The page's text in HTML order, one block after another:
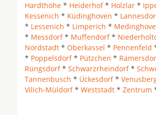
Hardthöhe * Heiderhof* Holzlar *
Kessenich * Küdinghoven *
* Lessenich * Limperich *
* Messdorf* Muffendorf*
Nordstadt * Oberkassel * Pennenfeld
* Poppelsdorf* Pützchen *
Rüngsdorf* Schwarzrheindorf*
Tannenbusch * Ückesdorf*
Vilich-Müldorf* Weststadt * Zentrum